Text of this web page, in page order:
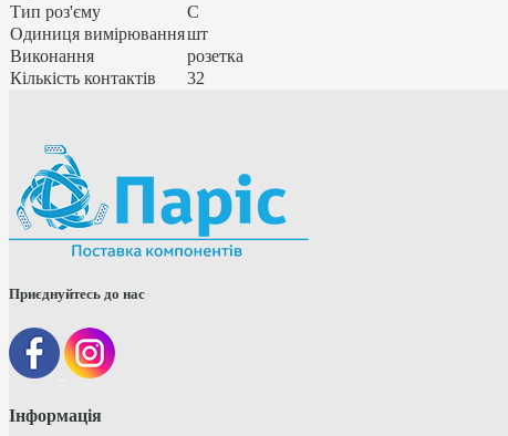
Тип роз'єму
C
Одиниця вимірюванняшт
Виконання
розетка
Кількість контактів
32
Приєднуйтесь до нас
Інформація